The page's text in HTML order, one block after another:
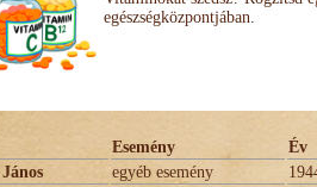
egészségközpontjában.
Esemény
Év
egyéb esemény